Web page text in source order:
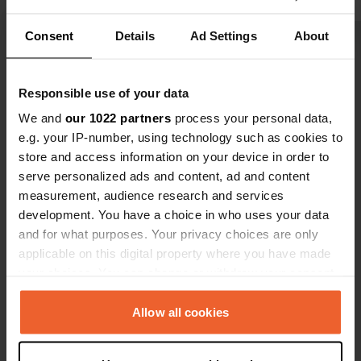
Consent Details Ad Settings About
Responsible use of your data
We and our 1022 partners process your personal data,
e.g. your IP-number, using technology such as cookies to
store and access information on your device in order to
serve personalized ads and content, ad and content
measurement, audience research and services
development. You have a choice in who uses your data
and for what purposes. Your privacy choices are only
applicable on this digital property where you have made
any time from the Cookie Declaration or by clicking on
the Privacy trigger icon.Allow all cookies
Aanrader voor iemand die rust en
Ben jij hier geweest?
Contact